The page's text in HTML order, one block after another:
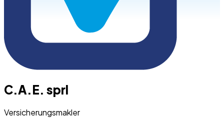
C.A.E. sprl
Versicherungsmakler